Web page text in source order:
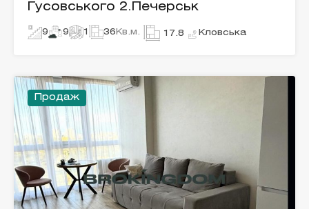
Гусовського 2.Печерськ
9 9 1 36 Кв.м. 17.8 Кловська
Продаж